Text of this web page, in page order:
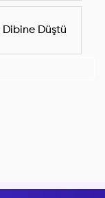
Dibine Düştü